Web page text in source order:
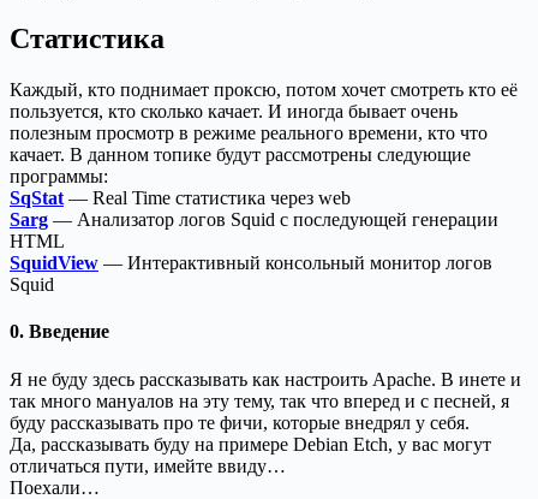
Статистика
Каждый, кто поднимает проксю, потом хочет смотреть кто её
пользуется, кто сколько качает. И иногда бывает очень
полезным просмотр в режиме реального времени, кто что
качает. В данном топике будут рассмотрены следующие
программы:
SqStat — Real Time статистика через web
Sarg — Анализатор логов Squid с последующей генерации
HTML
SquidView — Интерактивный консольный монитор логов
Squid
0. Введение
Я не буду здесь рассказывать как настроить Apache. В инете и
так много мануалов на эту тему, так что вперед и с песней, я
буду рассказывать про те фичи, которые внедрял у себя.
Да, рассказывать буду на примере Debian Etch, у вас могут
отличаться пути, имейте ввиду…
Поехали…